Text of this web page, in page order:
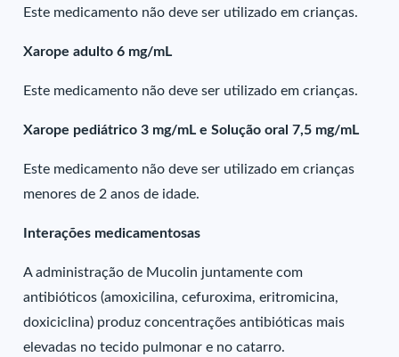
Este medicamento não deve ser utilizado em crianças.
Xarope adulto 6 mg/mL
Este medicamento não deve ser utilizado em crianças.
Xarope pediátrico 3 mg/mL e Solução oral 7,5 mg/mL
Este medicamento não deve ser utilizado em crianças
menores de 2 anos de idade.
Interações medicamentosas
A administração de Mucolin juntamente com
antibióticos (amoxicilina, cefuroxima, eritromicina,
doxiciclina) produz concentrações antibióticas mais
elevadas no tecido pulmonar e no catarro.